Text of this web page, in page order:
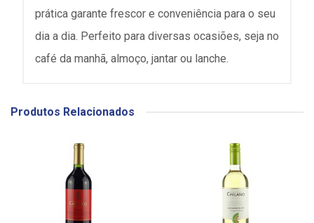
prática garante frescor e conveniência para o seu
dia a dia. Perfeito para diversas ocasiões, seja no
café da manhã, almoço, jantar ou lanche.
Produtos Relacionados